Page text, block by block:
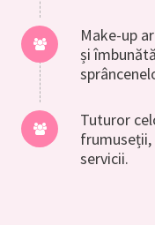
Make-up
și
Tuturor
frumuseții,
servicii.